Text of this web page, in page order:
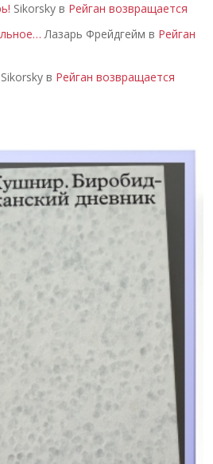
Sikorsky в Рейган возвращается
Лазарь Фрейдгейм в Рейган
Sikorsky в Рейган возвращается